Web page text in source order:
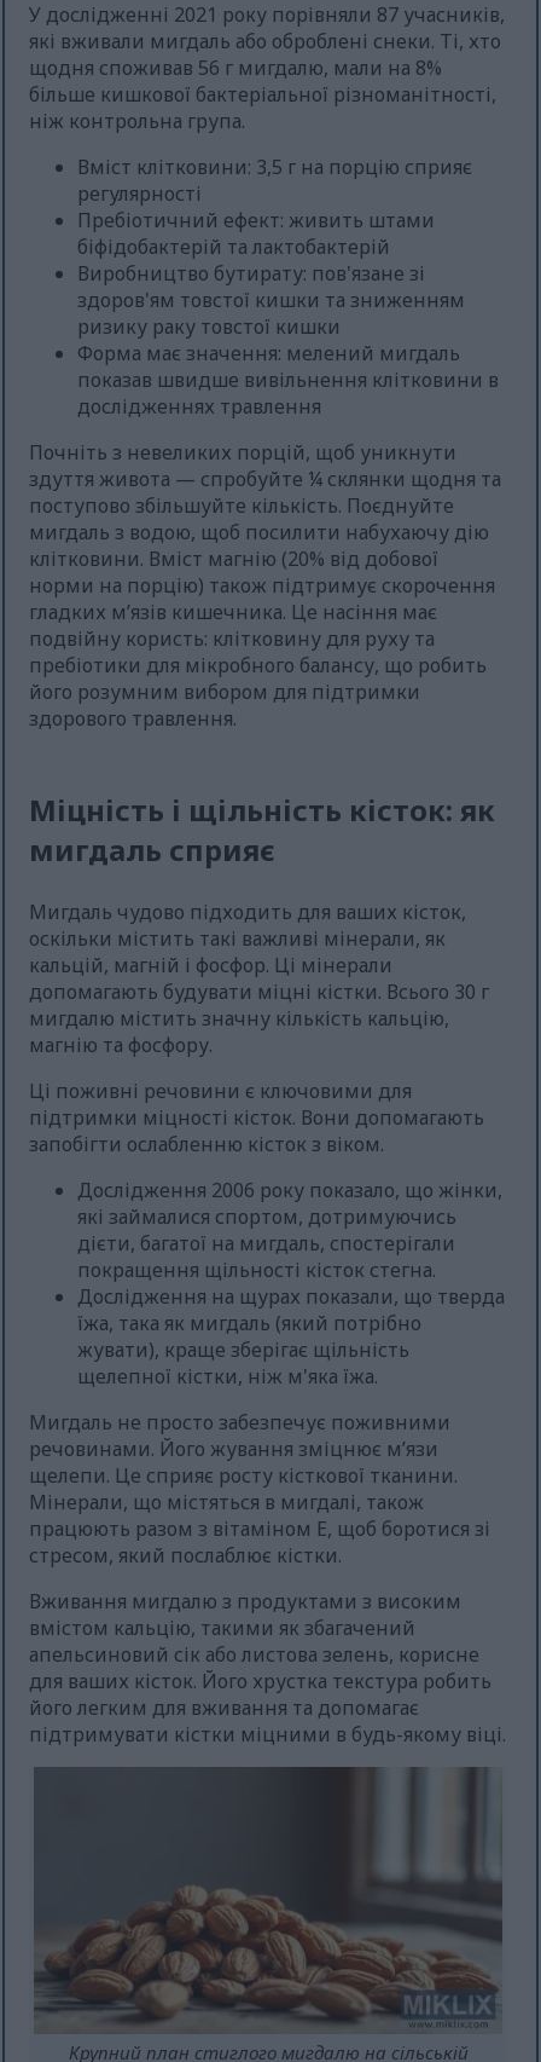
У дослідженні 2021 року порівняли 87 учасників,
які вживали мигдаль або оброблені снеки. Ті, хто
щодня споживав 56 г мигдалю, мали на 8%
більше кишкової бактеріальної різноманітності,
ніж контрольна група.
Вміст клітковини: 3,5 г на порцію сприяє
регулярності
Пребіотичний ефект: живить штами
біфідобактерій та лактобактерій
Виробництво бутирату: пов'язане зі
здоров'ям товстої кишки та зниженням
ризику раку товстої кишки
Форма має значення: мелений мигдаль
показав швидше вивільнення клітковини в
дослідженнях травлення
Почніть з невеликих порцій, щоб уникнути
здуття живота — спробуйте ¼ склянки щодня та
поступово збільшуйте кількість. Поєднуйте
мигдаль з водою, щоб посилити набухаючу дію
клітковини. Вміст магнію (20% від добової
норми на порцію) також підтримує скорочення
гладких м’язів кишечника. Це насіння має
подвійну користь: клітковину для руху та
пребіотики для мікробного балансу, що робить
його розумним вибором для підтримки
здорового травлення.
Міцність і щільність кісток: як
мигдаль сприяє
Мигдаль чудово підходить для ваших кісток,
оскільки містить такі важливі мінерали, як
кальцій, магній і фосфор. Ці мінерали
допомагають будувати міцні кістки. Всього 30 г
мигдалю містить значну кількість кальцію,
магнію та фосфору.
Ці поживні речовини є ключовими для
підтримки міцності кісток. Вони допомагають
запобігти ослабленню кісток з віком.
Дослідження 2006 року показало, що жінки,
які займалися спортом, дотримуючись
дієти, багатої на мигдаль, спостерігали
покращення щільності кісток стегна.
Дослідження на щурах показали, що тверда
їжа, така як мигдаль (який потрібно
жувати), краще зберігає щільність
щелепної кістки, ніж м'яка їжа.
Мигдаль не просто забезпечує поживними
речовинами. Його жування зміцнює м’язи
щелепи. Це сприяє росту кісткової тканини.
Мінерали, що містяться в мигдалі, також
працюють разом з вітаміном Е, щоб боротися зі
стресом, який послаблює кістки.
Вживання мигдалю з продуктами з високим
вмістом кальцію, такими як збагачений
апельсиновий сік або листова зелень, корисне
для ваших кісток. Його хрустка текстура робить
його легким для вживання та допомагає
підтримувати кістки міцними в будь-якому віці.
Крупний план стиглого мигдалю на сільській